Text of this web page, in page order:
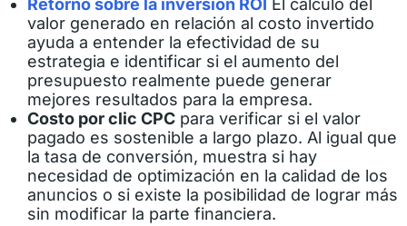
Retorno sobre la inversión ROI El cálculo del
valor generado en relación al costo invertido
ayuda a entender la efectividad de su
estrategia e identificar si el aumento del
presupuesto realmente puede generar
mejores resultados para la empresa.
Costo por clic CPC para verificar si el valor
pagado es sostenible a largo plazo. Al igual que
la tasa de conversión, muestra si hay
necesidad de optimización en la calidad de los
anuncios o si existe la posibilidad de lograr más
sin modificar la parte financiera.